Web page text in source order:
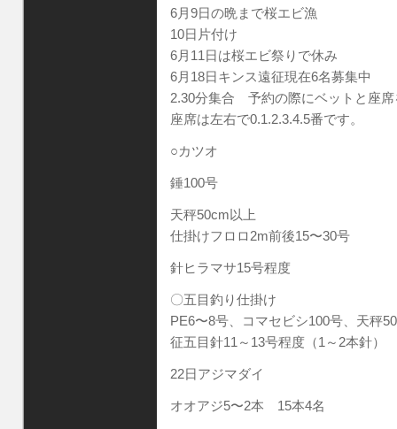
6月9日の晩まで桜エビ漁
10日片付け
6月11日は桜エビ祭りで休み
6月18日キンス遠征現在6名募集中
2.30分集合 予約の際にベットと座席
座席は左右で0.1.2.3.4.5番です。
○カツオ
錘100号
天秤50cm以上
仕掛けフロロ2m前後15〜30号
針ヒラマサ15号程度
〇五目釣り仕掛け
PE6〜8号、コマセビシ100号、天秤
征五目針11～13号程度（1～2本針）
22日アジマダイ
オオアジ5〜2本 15本4名